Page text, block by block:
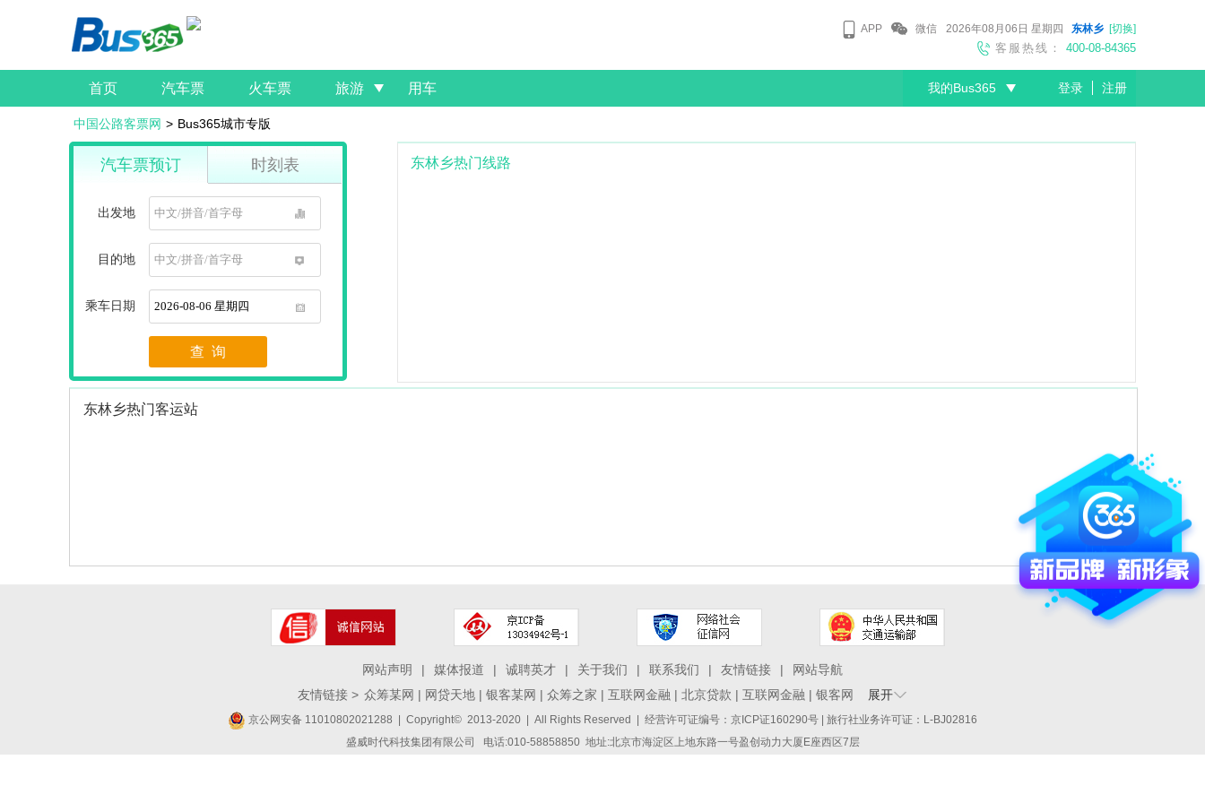
APP 微信 2026年08月06日 星期四 东林乡 [切换]
客服热线： 400-08-84365
首页 汽车票 火车票 旅游 用车 我的Bus365 登录 注册
中国公路客票网 > Bus365城市专版
汽车票预订 时刻表
出发地
目的地
1
乘车日期
1
查 询
东林乡热门线路
东林乡热门客运站
网站声明 | 媒体报道 | 诚聘英才 | 关于我们 | 联系我们 | 友情链接 |
网站导航
友情链接 > 众筹某网 | 网贷天地 | 银客某网 | 众筹之家 | 互联网金融 | 北京贷款 | 互联网金融 | 银客网 展开
京公网安备 11010802021288 | Copyright© 2013-2020 | All Rights Reserved | 经营许可证编号：京ICP证160290号 | 旅行社业务许可证：L-BJ02816
盛威时代科技集团有限公司 电话:010-58858850 地址:北京市海淀区上地东路一号盈创动力大厦E座西区7层